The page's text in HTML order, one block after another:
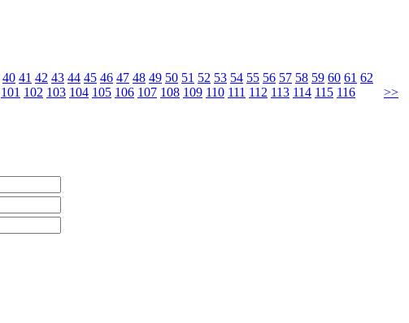
40 41 42 43 44 45 46 47 48 49 50 51 52 53 54 55 56 57 58 59 60 61 62
101 102 103 104 105 106 107 108 109 110 111 112 113 114 115 116
>>